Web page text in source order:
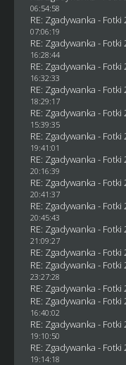
06:54:58
RE: Zgadywanka - Fotki
07:06:19
RE: Zgadywanka - Fotki
16:28:44
RE: Zgadywanka - Fotki
16:32:33
RE: Zgadywanka - Fotki
18:29:17
RE: Zgadywanka - Fotki
15:39:35
RE: Zgadywanka - Fotki
19:41:01
RE: Zgadywanka - Fotki
20:16:39
RE: Zgadywanka - Fotki
20:41:37
RE: Zgadywanka - Fotki
20:45:43
RE: Zgadywanka - Fotki
21:09:27
RE: Zgadywanka - Fotki
RE: Zgadywanka - Fotki
23:27:28
RE: Zgadywanka - Fotki
RE: Zgadywanka - Fotki
16:40:02
RE: Zgadywanka - Fotki
19:10:50
RE: Zgadywanka - Fotki
19:14:18